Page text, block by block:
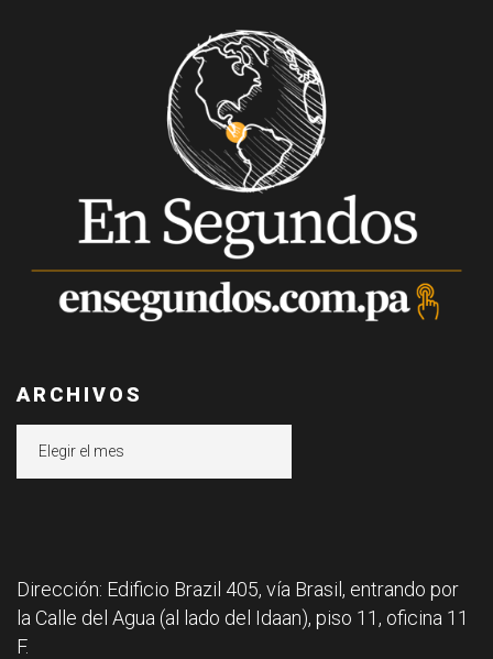
ARCHIVOS
Dirección: Edificio Brazil 405, vía Brasil, entrando por
la Calle del Agua (al lado del Idaan), piso 11, oficina 11
F.